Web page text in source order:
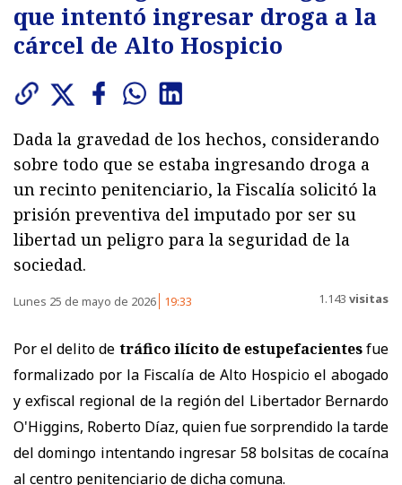
que intentó ingresar droga a la
cárcel de Alto Hospicio
Dada la gravedad de los hechos, considerando
sobre todo que se estaba ingresando droga a
un recinto penitenciario, la Fiscalía solicitó la
prisión preventiva del imputado por ser su
libertad un peligro para la seguridad de la
sociedad.
Lunes 25 de mayo de 2026 19:33 1.143 visitas
Por el delito de tráfico ilícito de estupefacientesfue
formalizado por la Fiscalía de Alto Hospicio el abogado
y exfiscal regional de la región del Libertador Bernardo
O'Higgins, Roberto Díaz, quien fue sorprendido la tarde
del domingo intentando ingresar 58 bolsitas de cocaína
al centro penitenciario de dicha comuna.